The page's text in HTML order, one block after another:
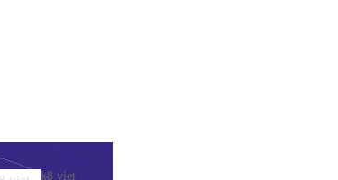
k8 viet